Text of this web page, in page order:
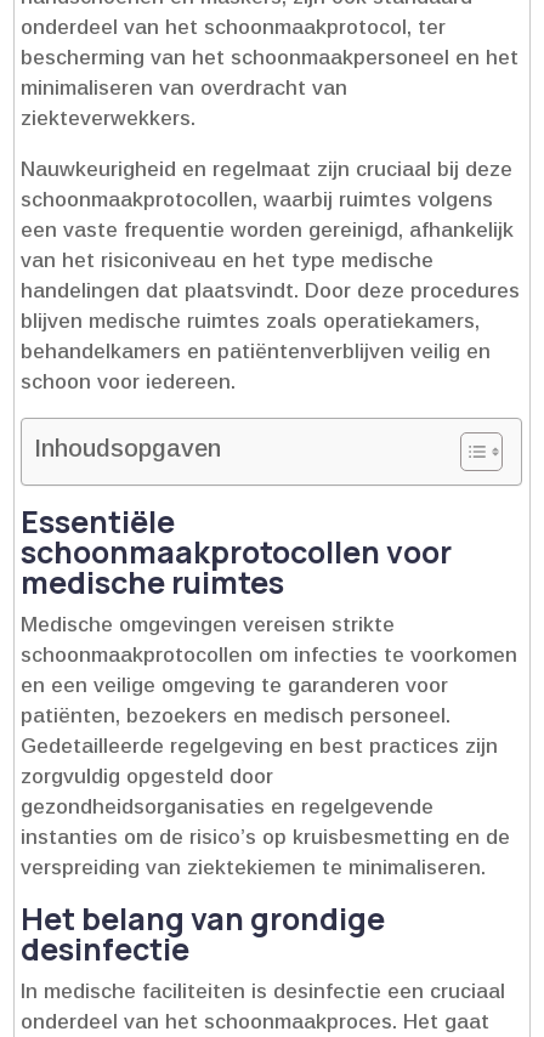
onderdeel van het schoonmaakprotocol, ter
bescherming van het schoonmaakpersoneel en het
minimaliseren van overdracht van
ziekteverwekkers.​
Nauwkeurigheid en regelmaat zijn cruciaal bij deze
schoonmaakprotocollen, waarbij ruimtes volgens
een vaste frequentie worden gereinigd, afhankelijk
van het risiconiveau en het type medische
handelingen dat plaatsvindt.​ Door deze procedures
blijven medische ruimtes zoals operatiekamers,
behandelkamers en patiëntenverblijven veilig en
schoon voor iedereen.​
Inhoudsopgaven
Essentiële
schoonmaakprotocollen voor
medische ruimtes
Medische omgevingen vereisen strikte
schoonmaakprotocollen om infecties te voorkomen
en een veilige omgeving te garanderen voor
patiënten, bezoekers en medisch personeel.​
Gedetailleerde regelgeving en best practices zijn
zorgvuldig opgesteld door
gezondheidsorganisaties en regelgevende
instanties om de risico’s op kruisbesmetting en de
verspreiding van ziektekiemen te minimaliseren.​
Het belang van grondige
desinfectie
In medische faciliteiten is desinfectie een cruciaal
onderdeel van het schoonmaakproces.​ Het gaat